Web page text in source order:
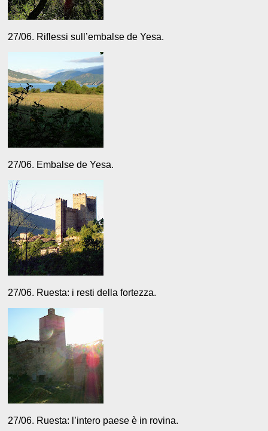
27/06. Riflessi sull’embalse de Yesa.
27/06. Embalse de Yesa.
27/06. Ruesta: i resti della fortezza.
27/06. Ruesta: l’intero paese è in rovina.